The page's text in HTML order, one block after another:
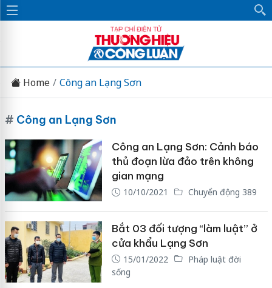
Home Công an Lạng Sơn
# Công an Lạng Sơn
Công an Lạng Sơn: Cảnh báo
thủ đoạn lừa đảo trên không
gian mạng
10/10/2021 Chuyển động 389
Bắt 03 đối tượng “làm luật” ở
cửa khẩu Lạng Sơn
15/01/2022
Pháp luật đời
sống